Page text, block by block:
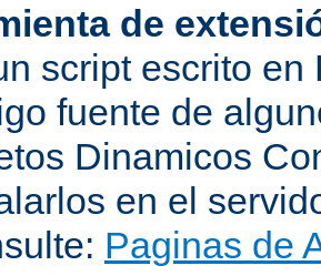
de
script escrito
fuente de
Dinamicos
en el
Paginas de